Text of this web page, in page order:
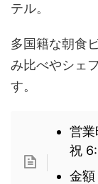
テル。
多国籍な朝食
み比べやシェ
す。
営
祝
金